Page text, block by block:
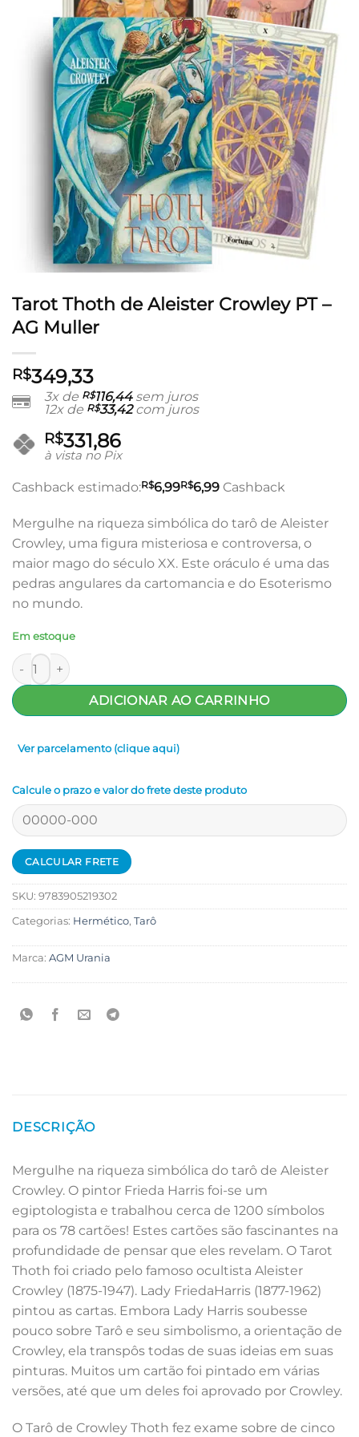
Tarot Thoth de Aleister Crowley PT –
AG Muller
R$349,33
3x de R$116,44sem juros
12x de R$33,42com juros
R$331,86
à vista no Pix
Cashback estimado:R$6,99R$6,99 Cashback
Mergulhe na riqueza simbólica do tarô de Aleister
Crowley, uma figura misteriosa e controversa, o
maior mago do século XX. Este oráculo é uma das
pedras angulares da cartomancia e do Esoterismo
no mundo.
Em estoque
Tarot Thoth de Aleister Crowley PT - AG Muller quantidade
ADICIONAR AO CARRINHO
Ver parcelamento (clique aqui)
Calcule o prazo e valor do frete deste produto
SKU: 9783905219302
Categorias: Hermético, Tarô
Marca: AGM Urania
DESCRIÇÃO
Mergulhe na riqueza simbólica do tarô de Aleister
Crowley. O pintor Frieda Harris foi-se um
egiptologista e trabalhou cerca de 1200 símbolos
para os 78 cartões! Estes cartões são fascinantes na
profundidade de pensar que eles revelam. O Tarot
Thoth foi criado pelo famoso ocultista Aleister
Crowley (1875-1947). Lady FriedaHarris (1877-1962)
pintou as cartas. Embora Lady Harris soubesse
pouco sobre Tarô e seu simbolismo, a orientação de
Crowley, ela transpôs todas de suas ideias em suas
pinturas. Muitos um cartão foi pintado em várias
versões, até que um deles foi aprovado por Crowley.
O Tarô de Crowley Thoth fez exame sobre de cinco